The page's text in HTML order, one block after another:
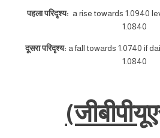
पहला परिदृश्य: a rise towards 1.0940
1.0840
दूसरा परिदृश्य: a fall towards 1.0740 if
1.0840